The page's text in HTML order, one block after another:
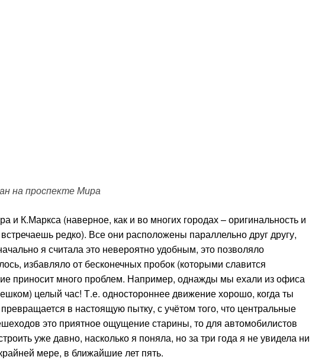
на проспекте Мира
и К.Маркса (наверное, как и во многих городах – оригинальность и
редко). Все они расположены параллельно друг другу,
я считала это невероятно удобным, это позволяло
избавляло от бесконечных пробок (которыми славится
приносит много проблем. Например, однажды мы ехали из офиса
целый час! Т.е. одностороннее движение хорошо, когда ты
в настоящую пытку, с учётом того, что центральные
это приятное ощущение старины, то для автомобилистов
уже давно, насколько я поняла, но за три года я не увидела ни
мере, в ближайшие лет пять.